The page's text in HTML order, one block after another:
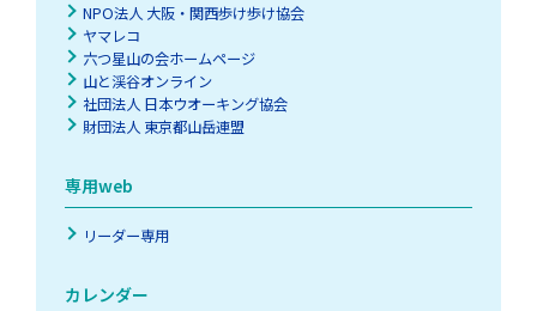
NPO法人 大阪・関西歩け歩け協会
ヤマレコ
六つ星山の会ホームページ
山と渓谷オンライン
社団法人 日本ウオーキング協会
財団法人 東京都山岳連盟
専用web
リーダー専用
カレンダー